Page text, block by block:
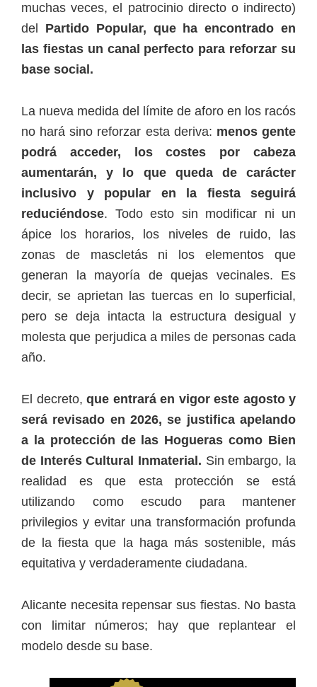
muchas veces, el patrocinio directo o indirecto)
del
Partido Popular, que ha encontrado en
las fiestas un canal perfecto para reforzar su
base social.
La nueva medida del límite de aforo en los racós
no hará sino reforzar esta deriva: menos gente
podrá acceder, los costes por cabeza
aumentarán, y lo que queda de carácter
inclusivo y popular en la fiesta seguirá
reduciéndose. Todo esto sin modificar ni un
ápice los horarios, los niveles de ruido, las
zonas de mascletás ni los elementos que
generan la mayoría de quejas vecinales. Es
decir, se aprietan las tuercas en lo superficial,
pero se deja intacta la estructura desigual y
molesta que perjudica a miles de personas cada
año.
El decreto, que entrará en vigor este agosto y
será revisado en 2026, se justifica apelando
a la protección de las Hogueras como Bien
de Interés Cultural Inmaterial. Sin embargo, la
realidad es que esta protección se está
utilizando como escudo para mantener
privilegios y evitar una transformación profunda
de la fiesta que la haga más sostenible, más
equitativa y verdaderamente ciudadana.
Alicante necesita repensar sus fiestas. No basta
con limitar números; hay que replantear el
modelo desde su base.